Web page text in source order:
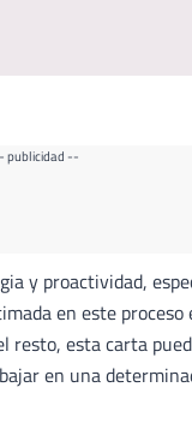
publicidad --
y proactividad,
en este proceso
esta carta
en una